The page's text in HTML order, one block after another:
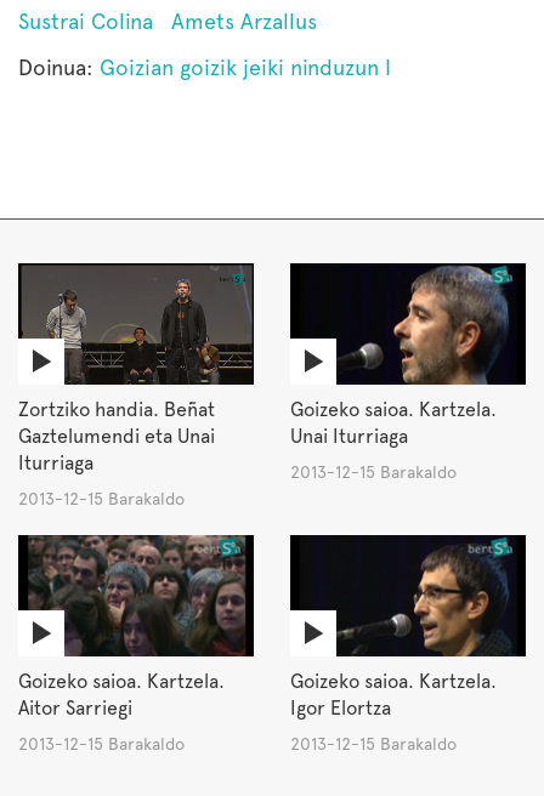
Sustrai Colina
Amets Arzallus
Doinua: Goizian goizik jeiki ninduzun I
Zortziko handia. Beñat
Gaztelumendi eta Unai
Iturriaga
2013-12-15 Barakaldo
Goizeko saioa. Kartzela.
Unai Iturriaga
2013-12-15 Barakaldo
Goizeko saioa. Kartzela.
Aitor Sarriegi
2013-12-15 Barakaldo
Goizeko saioa. Kartzela.
Igor Elortza
2013-12-15 Barakaldo